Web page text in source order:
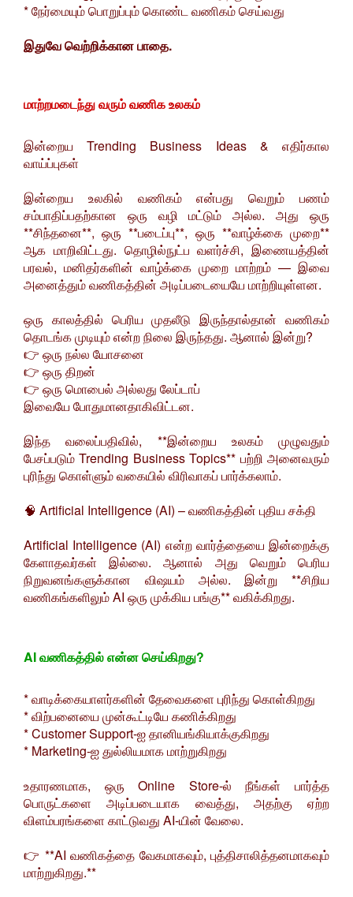
* நேர்மையும் பொறுப்பும் கொண்ட வணிகம் செய்வது
இதுவே வெற்றிக்கான பாதை.
மாற்றமடைந்து வரும் வணிக உலகம்
இன்றைய Trending Business Ideas & எதிர்கால
வாய்ப்புகள்
இன்றைய உலகில் வணிகம் என்பது வெறும் பணம்
சம்பாதிப்பதற்கான ஒரு வழி மட்டும் அல்ல. அது ஒரு
**சிந்தனை**, ஒரு **படைப்பு**, ஒரு **வாழ்க்கை முறை**
ஆக மாறிவிட்டது. தொழில்நுட்ப வளர்ச்சி, இணையத்தின்
பரவல், மனிதர்களின் வாழ்க்கை முறை மாற்றம் — இவை
அனைத்தும் வணிகத்தின் அடிப்படையையே மாற்றியுள்ளன.
ஒரு காலத்தில் பெரிய முதலீடு இருந்தால்தான் வணிகம்
தொடங்க முடியும் என்ற நிலை இருந்தது. ஆனால் இன்று?
👉 ஒரு நல்ல யோசனை
👉 ஒரு திறன்
👉 ஒரு மொபைல் அல்லது லேப்டாப்
இவையே போதுமானதாகிவிட்டன.
இந்த வலைப்பதிவில், **இன்றைய உலகம் முழுவதும்
பேசப்படும் Trending Business Topics** பற்றி அனைவரும்
புரிந்து கொள்ளும் வகையில் விரிவாகப் பார்க்கலாம்.
🧠 Artificial Intelligence (AI) – வணிகத்தின் புதிய சக்தி
Artificial Intelligence (AI) என்ற வார்த்தையை இன்றைக்கு
கேளாதவர்கள் இல்லை. ஆனால் அது வெறும் பெரிய
நிறுவனங்களுக்கான விஷயம் அல்ல. இன்று **சிறிய
வணிகங்களிலும் AI ஒரு முக்கிய பங்கு** வகிக்கிறது.
AI வணிகத்தில் என்ன செய்கிறது?
* வாடிக்கையாளர்களின் தேவைகளை புரிந்து கொள்கிறது
* விற்பனையை முன்கூட்டியே கணிக்கிறது
* Customer Support-ஐ தானியங்கியாக்குகிறது
* Marketing-ஐ துல்லியமாக மாற்றுகிறது
உதாரணமாக, ஒரு Online Store-ல் நீங்கள் பார்த்த
பொருட்களை அடிப்படையாக வைத்து, அதற்கு ஏற்ற
விளம்பரங்களை காட்டுவது AI-யின் வேலை.
👉 **AI வணிகத்தை வேகமாகவும், புத்திசாலித்தனமாகவும்
மாற்றுகிறது.**